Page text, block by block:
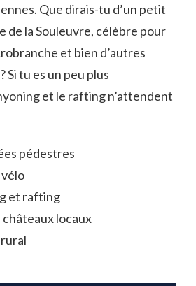
Que dirais-tu d’un petit
de la Souleuvre, célèbre pour
et bien d’autres
Si tu es un peu plus
et le rafting n’attendent
pédestres
vélo
et rafting
locaux